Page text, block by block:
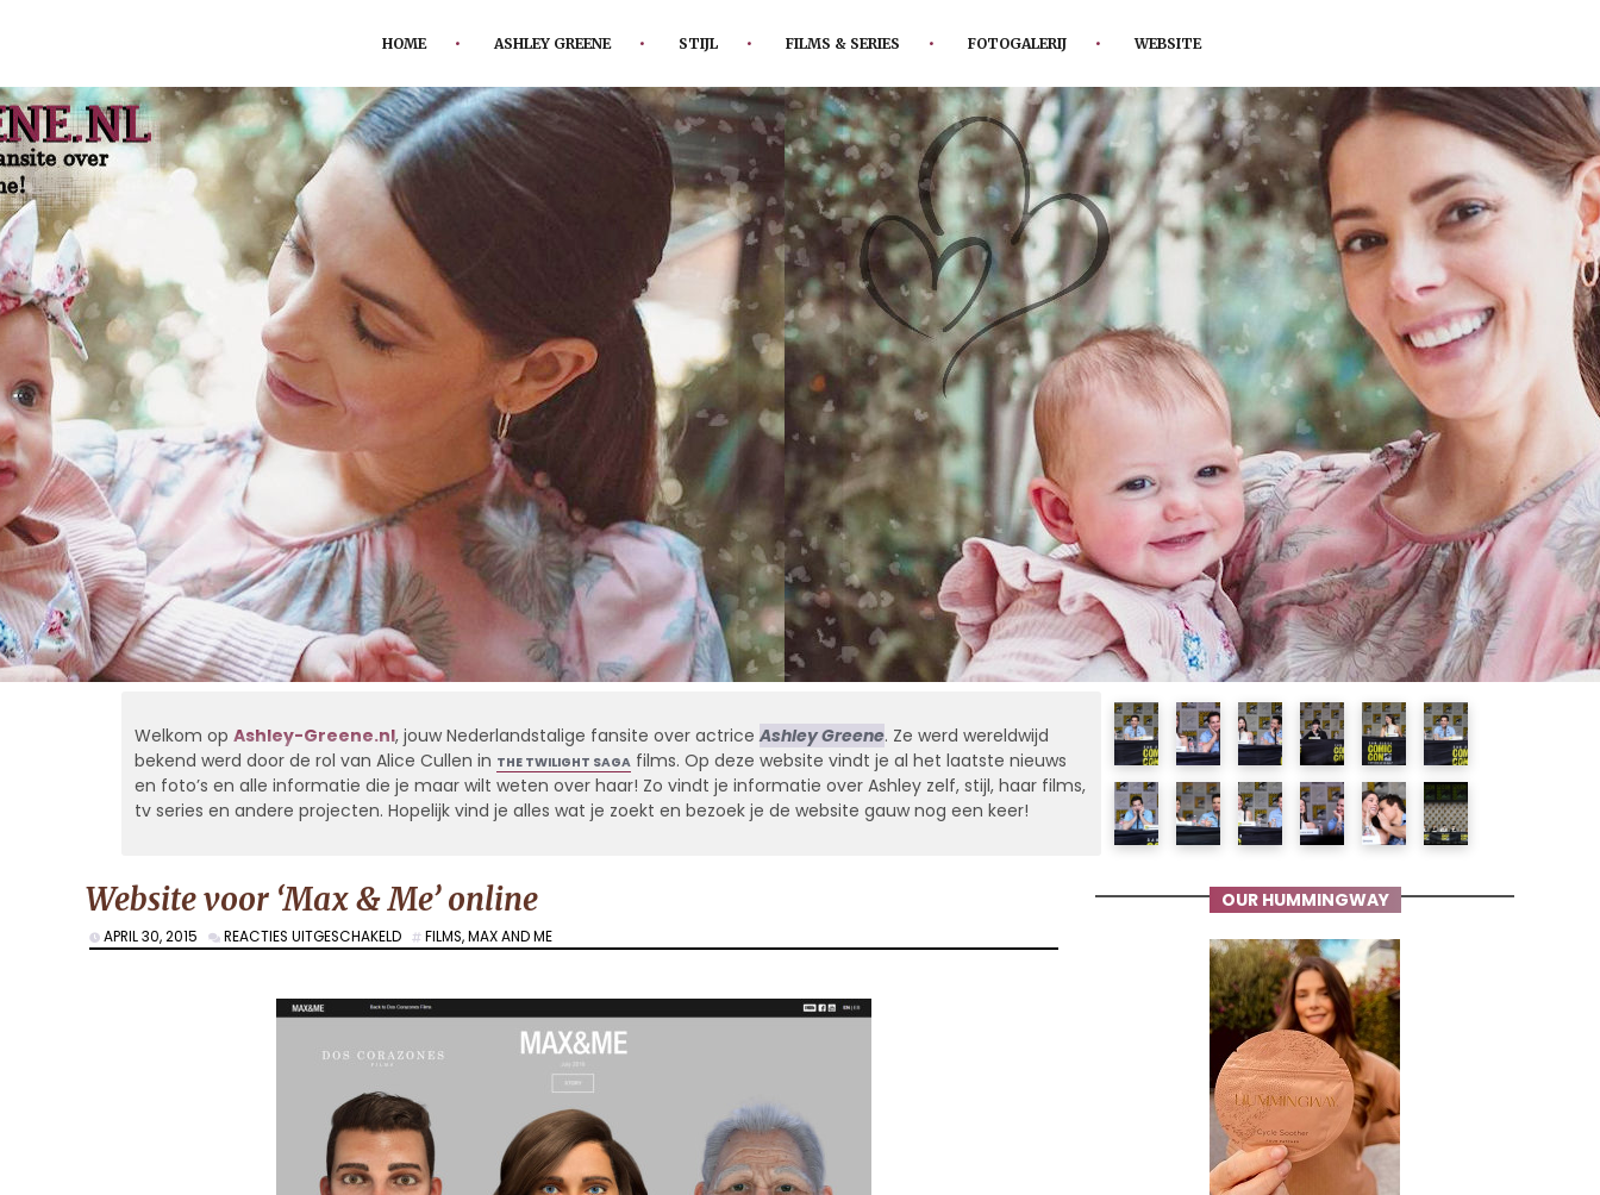
HOME ASHLEY GREENE STIJL FILMS & SERIES FOTOGALERIJ WEBSITE
Welkom op Ashley-Greene.nl, jouw Nederlandstalige fansite over actriceAshley Greene. Ze werd wereldwijd
bekend werd door de rol van Alice Cullen in THE TWILIGHT SAGAfilms. Op deze website vindt je al het laatste nieuws
en foto’s en alle informatie die je maar wilt weten over haar! Zo vindt je informatie over Ashley zelf, stijl, haar films,
tv series en andere projecten. Hopelijk vind je alles wat je zoekt en bezoek je de website gauw nog een keer!
OUR HUMMINGWAY
Website voor ‘Max & Me’ online
APRIL 30, 2015 REACTIES UITGESCHAKELDVOOR
WEBSITE
‘MAX
&
ONLINE
FILMS,MAX AND ME